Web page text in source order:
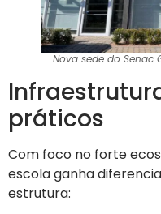
Nova sede do Senac
práticos
Com foco no forte
escola ganha
estrutura: